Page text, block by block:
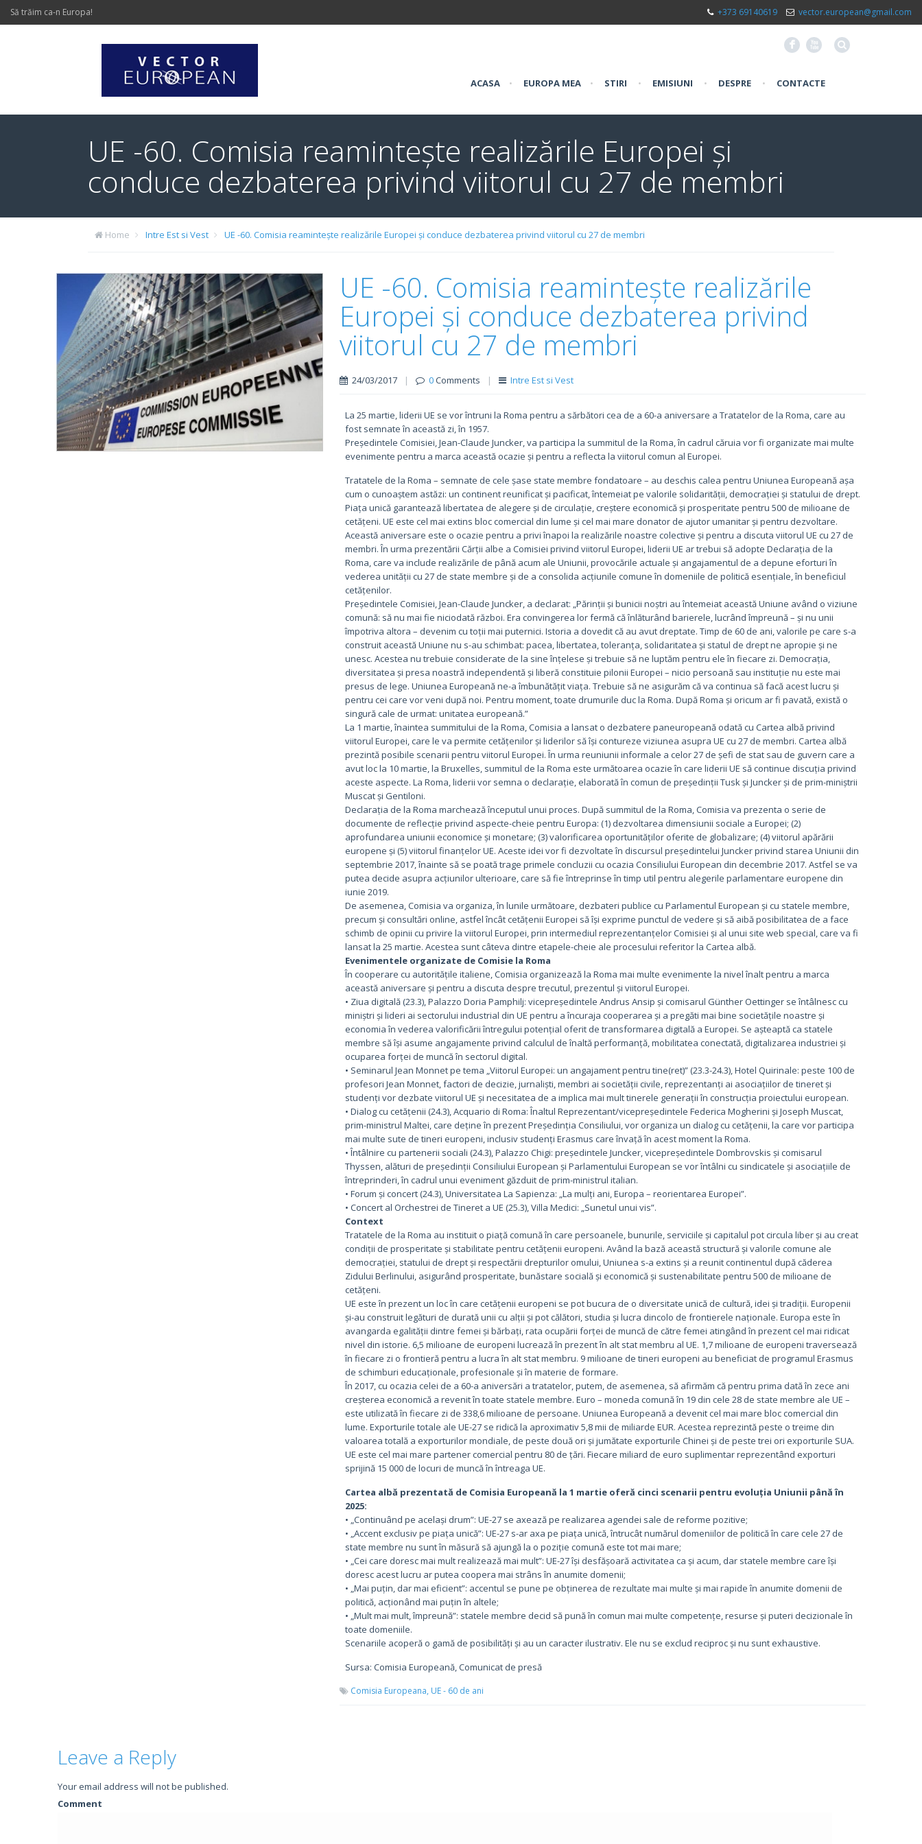
Să trăim ca-n Europa! +373 69140619 vector.european@gmail.com
F X
ACASA • EUROPA MEA • STIRI • EMISIUNI • DESPRE • CONTACTE
UE -60. Comisia reamintește realizările Europei și
conduce dezbaterea privind viitorul cu 27 de membri
Home Intre Est si Vest UE -60. Comisia reamintește realizările Europei și conduce dezbaterea privind viitorul cu 27 de membri
UE -60. Comisia reamintește realizările
Europei și conduce dezbaterea privind
viitorul cu 27 de membri
24/03/2017 | 0Comments | Intre Est si Vest
La 25 martie, liderii UE se vor întruni la Roma pentru a sărbători cea de a 60-a aniversare a Tratatelor de la Roma, care au
fost semnate în această zi, în 1957.
Președintele Comisiei, Jean-Claude Juncker, va participa la summitul de la Roma, în cadrul căruia vor fi organizate mai multe
evenimente pentru a marca această ocazie și pentru a reflecta la viitorul comun al Europei.
Tratatele de la Roma – semnate de cele șase state membre fondatoare – au deschis calea pentru Uniunea Europeană așa
cum o cunoaștem astăzi: un continent reunificat și pacificat, întemeiat pe valorile solidarității, democrației și statului de drept.
Piața unică garantează libertatea de alegere și de circulație, creștere economică și prosperitate pentru 500 de milioane de
cetățeni. UE este cel mai extins bloc comercial din lume și cel mai mare donator de ajutor umanitar și pentru dezvoltare.
Această aniversare este o ocazie pentru a privi înapoi la realizările noastre colective și pentru a discuta viitorul UE cu 27 de
membri. În urma prezentării Cărții albe a Comisiei privind viitorul Europei, liderii UE ar trebui să adopte Declarația de la
Roma, care va include realizările de până acum ale Uniunii, provocările actuale și angajamentul de a depune eforturi în
vederea unității cu 27 de state membre și de a consolida acțiunile comune în domeniile de politică esențiale, în beneficiul
cetățenilor.
Președintele Comisiei, Jean-Claude Juncker, a declarat: „Părinții și bunicii noștri au întemeiat această Uniune având o viziune
comună: să nu mai fie niciodată război. Era convingerea lor fermă că înlăturând barierele, lucrând împreună – și nu unii
împotriva altora – devenim cu toții mai puternici. Istoria a dovedit că au avut dreptate. Timp de 60 de ani, valorile pe care s-a
construit această Uniune nu s-au schimbat: pacea, libertatea, toleranța, solidaritatea și statul de drept ne apropie și ne
unesc. Acestea nu trebuie considerate de la sine înțelese și trebuie să ne luptăm pentru ele în fiecare zi. Democrația,
diversitatea și presa noastră independentă și liberă constituie pilonii Europei – nicio persoană sau instituție nu este mai
presus de lege. Uniunea Europeană ne-a îmbunătățit viața. Trebuie să ne asigurăm că va continua să facă acest lucru și
pentru cei care vor veni după noi. Pentru moment, toate drumurile duc la Roma. După Roma și oricum ar fi pavată, există o
singură cale de urmat: unitatea europeană.”
La 1 martie, înaintea summitului de la Roma, Comisia a lansat o dezbatere paneuropeană odată cu Cartea albă privind
viitorul Europei, care le va permite cetățenilor și liderilor să își contureze viziunea asupra UE cu 27 de membri. Cartea albă
prezintă posibile scenarii pentru viitorul Europei. În urma reuniunii informale a celor 27 de șefi de stat sau de guvern care a
avut loc la 10 martie, la Bruxelles, summitul de la Roma este următoarea ocazie în care liderii UE să continue discuția privind
aceste aspecte. La Roma, liderii vor semna o declarație, elaborată în comun de președinții Tusk și Juncker și de prim-miniștrii
Muscat și Gentiloni.
Declarația de la Roma marchează începutul unui proces. După summitul de la Roma, Comisia va prezenta o serie de
documente de reflecție privind aspecte-cheie pentru Europa: (1) dezvoltarea dimensiunii sociale a Europei; (2)
aprofundarea uniunii economice și monetare; (3) valorificarea oportunităților oferite de globalizare; (4) viitorul apărării
europene și (5) viitorul finanțelor UE. Aceste idei vor fi dezvoltate în discursul președintelui Juncker privind starea Uniunii din
septembrie 2017, înainte să se poată trage primele concluzii cu ocazia Consiliului European din decembrie 2017. Astfel se va
putea decide asupra acțiunilor ulterioare, care să fie întreprinse în timp util pentru alegerile parlamentare europene din
iunie 2019.
De asemenea, Comisia va organiza, în lunile următoare, dezbateri publice cu Parlamentul European și cu statele membre,
precum și consultări online, astfel încât cetățenii Europei să își exprime punctul de vedere și să aibă posibilitatea de a face
schimb de opinii cu privire la viitorul Europei, prin intermediul reprezentanțelor Comisiei și al unui site web special, care va fi
lansat la 25 martie. Acestea sunt câteva dintre etapele-cheie ale procesului referitor la Cartea albă.
Evenimentele organizate de Comisie la Roma
În cooperare cu autoritățile italiene, Comisia organizează la Roma mai multe evenimente la nivel înalt pentru a marca
această aniversare și pentru a discuta despre trecutul, prezentul și viitorul Europei.
• Ziua digitală (23.3), Palazzo Doria Pamphilj: vicepreședintele Andrus Ansip și comisarul Günther Oettinger se întâlnesc cu
miniștri și lideri ai sectorului industrial din UE pentru a încuraja cooperarea și a pregăti mai bine societățile noastre și
economia în vederea valorificării întregului potențial oferit de transformarea digitală a Europei. Se așteaptă ca statele
membre să își asume angajamente privind calculul de înaltă performanță, mobilitatea conectată, digitalizarea industriei și
ocuparea forței de muncă în sectorul digital.
• Seminarul Jean Monnet pe tema „Viitorul Europei: un angajament pentru tine(ret)” (23.3-24.3), Hotel Quirinale: peste 100 de
profesori Jean Monnet, factori de decizie, jurnaliști, membri ai societății civile, reprezentanți ai asociațiilor de tineret și
studenți vor dezbate viitorul UE și necesitatea de a implica mai mult tinerele generații în construcția proiectului european.
• Dialog cu cetățenii (24.3), Acquario di Roma: Înaltul Reprezentant/vicepreședintele Federica Mogherini și Joseph Muscat,
prim-ministrul Maltei, care deține în prezent Președinția Consiliului, vor organiza un dialog cu cetățenii, la care vor participa
mai multe sute de tineri europeni, inclusiv studenți Erasmus care învață în acest moment la Roma.
• Întâlnire cu partenerii sociali (24.3), Palazzo Chigi: președintele Juncker, vicepreședintele Dombrovskis și comisarul
Thyssen, alături de președinții Consiliului European și Parlamentului European se vor întâlni cu sindicatele și asociațiile de
întreprinderi, în cadrul unui eveniment găzduit de prim-ministrul italian.
• Forum și concert (24.3), Universitatea La Sapienza: „La mulți ani, Europa – reorientarea Europei”.
• Concert al Orchestrei de Tineret a UE (25.3), Villa Medici: „Sunetul unui vis”.
Context
Tratatele de la Roma au instituit o piață comună în care persoanele, bunurile, serviciile și capitalul pot circula liber și au creat
condiții de prosperitate și stabilitate pentru cetățenii europeni. Având la bază această structură și valorile comune ale
democrației, statului de drept și respectării drepturilor omului, Uniunea s-a extins și a reunit continentul după căderea
Zidului Berlinului, asigurând prosperitate, bunăstare socială și economică și sustenabilitate pentru 500 de milioane de
cetățeni.
UE este în prezent un loc în care cetățenii europeni se pot bucura de o diversitate unică de cultură, idei și tradiții. Europenii
și-au construit legături de durată unii cu alții și pot călători, studia și lucra dincolo de frontierele naționale. Europa este în
avangarda egalității dintre femei și bărbați, rata ocupării forței de muncă de către femei atingând în prezent cel mai ridicat
nivel din istorie. 6,5 milioane de europeni lucrează în prezent în alt stat membru al UE. 1,7 milioane de europeni traversează
în fiecare zi o frontieră pentru a lucra în alt stat membru. 9 milioane de tineri europeni au beneficiat de programul Erasmus
de schimburi educaționale, profesionale și în materie de formare.
În 2017, cu ocazia celei de a 60-a aniversări a tratatelor, putem, de asemenea, să afirmăm că pentru prima dată în zece ani
creșterea economică a revenit în toate statele membre. Euro – moneda comună în 19 din cele 28 de state membre ale UE –
este utilizată în fiecare zi de 338,6 milioane de persoane. Uniunea Europeană a devenit cel mai mare bloc comercial din
lume. Exporturile totale ale UE-27 se ridică la aproximativ 5,8 mii de miliarde EUR. Acestea reprezintă peste o treime din
valoarea totală a exporturilor mondiale, de peste două ori și jumătate exporturile Chinei și de peste trei ori exporturile SUA.
UE este cel mai mare partener comercial pentru 80 de țări. Fiecare miliard de euro suplimentar reprezentând exporturi
sprijină 15 000 de locuri de muncă în întreaga UE.
Cartea albă prezentată de Comisia Europeană la 1 martie oferă cinci scenarii pentru evoluția Uniunii până în
2025:
• „Continuând pe același drum”: UE-27 se axează pe realizarea agendei sale de reforme pozitive;
• „Accent exclusiv pe piața unică”: UE-27 s-ar axa pe piața unică, întrucât numărul domeniilor de politică în care cele 27 de
state membre nu sunt în măsură să ajungă la o poziție comună este tot mai mare;
• „Cei care doresc mai mult realizează mai mult”: UE-27 își desfășoară activitatea ca și acum, dar statele membre care își
doresc acest lucru ar putea coopera mai strâns în anumite domenii;
• „Mai puțin, dar mai eficient”: accentul se pune pe obținerea de rezultate mai multe și mai rapide în anumite domenii de
politică, acționând mai puțin în altele;
• „Mult mai mult, împreună”: statele membre decid să pună în comun mai multe competențe, resurse și puteri decizionale în
toate domeniile.
Scenariile acoperă o gamă de posibilități și au un caracter ilustrativ. Ele nu se exclud reciproc și nu sunt exhaustive.
Sursa: Comisia Europeană, Comunicat de presă
Comisia Europeana, UE - 60 de ani
Leave a Reply
Your email address will not be published.
Comment